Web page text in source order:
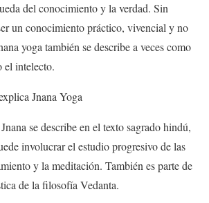
del conocimiento y la verdad. Sin
un conocimiento práctico, vivencial y no
yoga también se describe a veces como
el intelecto.
Jnana Yoga
se describe en el texto sagrado hindú,
involucrar el estudio progresivo de las
y la meditación. También es parte de
de la filosofía Vedanta.